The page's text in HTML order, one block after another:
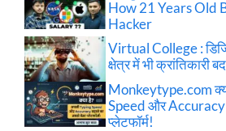
How 21 Years Old
Hacker
Virtual College :
क्षेत्र में भी
Monkeytype.com
Speed और Accuracy
प्लेटफॉर्म!